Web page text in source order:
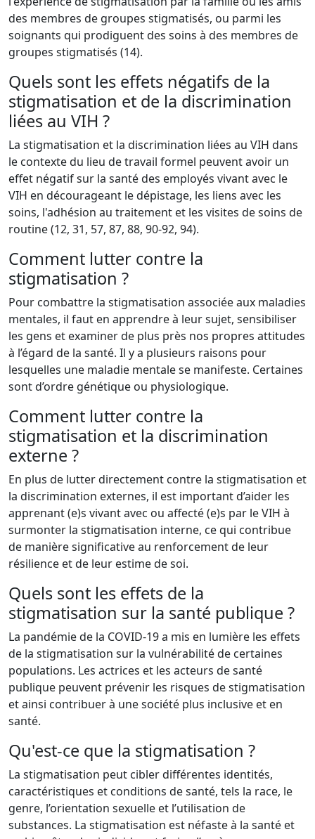
des membres de groupes stigmatisés, ou parmi les
soignants qui prodiguent des soins à des membres de
groupes stigmatisés (14).
Quels sont les effets négatifs de la
stigmatisation et de la discrimination
liées au VIH ?
La stigmatisation et la discrimination liées au VIH dans
le contexte du lieu de travail formel peuvent avoir un
effet négatif sur la santé des employés vivant avec le
VIH en décourageant le dépistage, les liens avec les
soins, l'adhésion au traitement et les visites de soins de
routine (12, 31, 57, 87, 88, 90-92, 94).
Comment lutter contre la
stigmatisation ?
Pour combattre la stigmatisation associée aux maladies
mentales, il faut en apprendre à leur sujet, sensibiliser
les gens et examiner de plus près nos propres attitudes
à l’égard de la santé. Il y a plusieurs raisons pour
lesquelles une maladie mentale se manifeste. Certaines
sont d’ordre génétique ou physiologique.
Comment lutter contre la
stigmatisation et la discrimination
externe ?
En plus de lutter directement contre la stigmatisation et
la discrimination externes, il est important d’aider les
apprenant (e)s vivant avec ou affecté (e)s par le VIH à
surmonter la stigmatisation interne, ce qui contribue
de manière significative au renforcement de leur
résilience et de leur estime de soi.
Quels sont les effets de la
stigmatisation sur la santé publique ?
La pandémie de la COVID-19 a mis en lumière les effets
de la stigmatisation sur la vulnérabilité de certaines
populations. Les actrices et les acteurs de santé
publique peuvent prévenir les risques de stigmatisation
et ainsi contribuer à une société plus inclusive et en
santé.
Qu'est-ce que la stigmatisation ?
La stigmatisation peut cibler différentes identités,
caractéristiques et conditions de santé, tels la race, le
genre, l’orientation sexuelle et l’utilisation de
substances. La stigmatisation est néfaste à la santé et